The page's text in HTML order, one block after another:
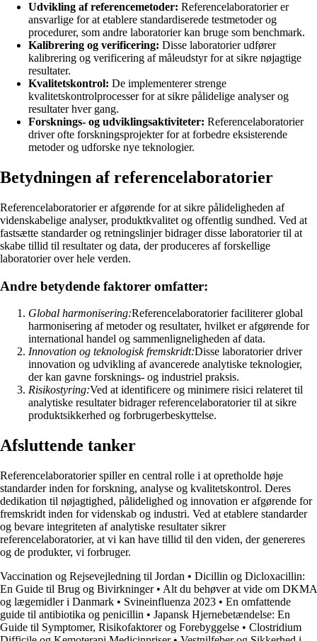
Udvikling af referencemetoder: Referencelaboratorier er
ansvarlige for at etablere standardiserede testmetoder og
procedurer, som andre laboratorier kan bruge som benchmark.
Kalibrering og verificering: Disse laboratorier udfører
kalibrering og verificering af måleudstyr for at sikre nøjagtige
resultater.
Kvalitetskontrol: De implementerer strenge
kvalitetskontrolprocesser for at sikre pålidelige analyser og
resultater hver gang.
Forsknings- og udviklingsaktiviteter: Referencelaboratorier
driver ofte forskningsprojekter for at forbedre eksisterende
metoder og udforske nye teknologier.
Betydningen af referencelaboratorier
Referencelaboratorier er afgørende for at sikre pålideligheden af
videnskabelige analyser, produktkvalitet og offentlig sundhed. Ved at
fastsætte standarder og retningslinjer bidrager disse laboratorier til at
skabe tillid til resultater og data, der produceres af forskellige
laboratorier over hele verden.
Andre betydende faktorer omfatter:
Global harmonisering:Referencelaboratorier faciliterer global
harmonisering af metoder og resultater, hvilket er afgørende for
international handel og sammenligneligheden af data.
Innovation og teknologisk fremskridt:Disse laboratorier driver
innovation og udvikling af avancerede analytiske teknologier,
der kan gavne forsknings- og industriel praksis.
Risikostyring:Ved at identificere og minimere risici relateret til
analytiske resultater bidrager referencelaboratorier til at sikre
produktsikkerhed og forbrugerbeskyttelse.
Afsluttende tanker
Referencelaboratorier spiller en central rolle i at opretholde høje
standarder inden for forskning, analyse og kvalitetskontrol. Deres
dedikation til nøjagtighed, pålidelighed og innovation er afgørende for
fremskridt inden for videnskab og industri. Ved at etablere standarder
og bevare integriteten af analytiske resultater sikrer
referencelaboratorier, at vi kan have tillid til den viden, der genereres
og de produkter, vi forbruger.
Vaccination og Rejsevejledning til Jordan • Dicillin og Dicloxacillin:
En Guide til Brug og Bivirkninger• Alt du behøver at vide om DKMA
og lægemidler i Danmark • Svineinfluenza 2023 • En omfattende
guide til antibiotika og penicillin • Japansk Hjernebetændelse: En
Guide til Symptomer, Risikofaktorer og Forebyggelse • Clostridium